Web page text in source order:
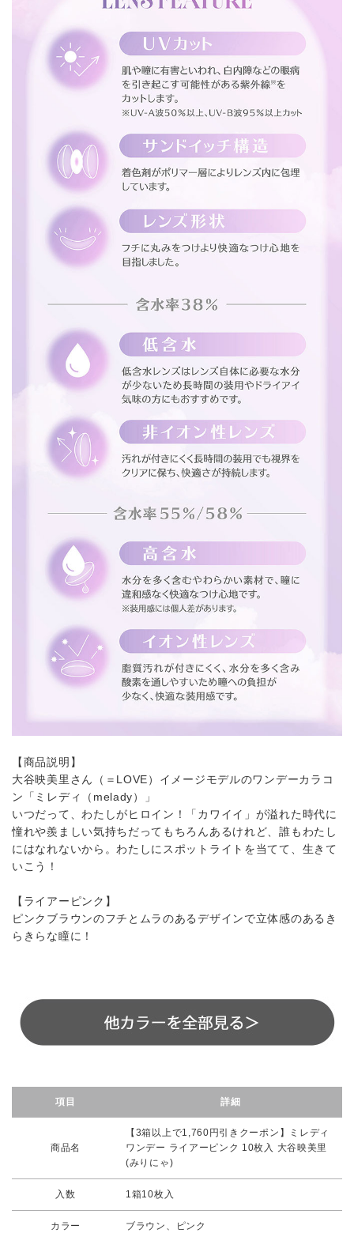
【商品説明】
大谷映美里さん（＝LOVE）イメージモデルのワンデーカラコ
ン「ミレディ（melady）」
いつだって、わたしがヒロイン！「カワイイ」が溢れた時代に
憧れや羨ましい気持ちだってもちろんあるけれど、誰もわたし
にはなれないから。わたしにスポットライトを当てて、生きて
いこう！
【ライアーピンク】
ピンクブラウンのフチとムラのあるデザインで立体感のあるき
らきらな瞳に！
項目 詳細
商品名
【3箱以上で1,760円引きクーポン】ミレディ
ワンデー ライアーピンク 10枚入 大谷映美里
(みりにゃ)
入数 1箱10枚入
カラー ブラウン、ピンク